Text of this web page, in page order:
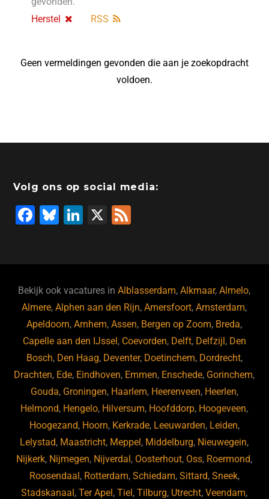
Herstel
RSS
Geen vermeldingen gevonden die aan je zoekopdracht
voldoen.
Volg ons op social media:
F
b
o
o
k
Bl
ky
Li
dI
n
X
Bekijk ook vacatures inAlblasserdam,Alkmaar,Almelo,
Almere,Alphen aan den Rijn,Amersfoort,Amsterdam,
Apeldoorn,Arnhem,Assen, Bergen op Zoom, Breda,
Capelle aan den IJssel , Coevorden, Delft, Delfzijl , Den
Bosch, Den Haag, Deventer, Doetinchem, Dordrecht,
Drachten, Ede, Eindhoven, Emmen, Enschede, Gorinchem,
Gouda, Groningen, Haarlem, Heerenveen, Heerlen,
Helmond, Hengelo, Hilversum, Hoofddorp, Hoogeveen,
Hoogezand, Hoorn, Kerkrade, Leeuwarden, Leiden,
Lelystad, Maastricht, Meppel , Middelburg, Nieuwegein,
Nijkerk, Nijmegen, Nijverdal , Oosterhout, Oss, Roermond,
Roosendaal , Rotterdam, Schiedam, Sittard, Sneek,
Stadskanaal ,Ter Apel ,Tiel ,Tilburg, Utrecht,Veendam,